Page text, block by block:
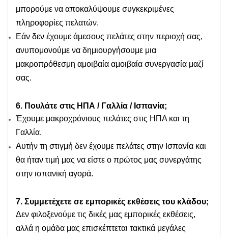
μπορούμε να αποκαλύψουμε συγκεκριμένες
πληροφορίες πελατών.
Εάν δεν έχουμε άμεσους πελάτες στην περιοχή σας,
ανυπομονούμε να δημιουργήσουμε μια
μακροπρόθεσμη αμοιβαία αμοιβαία συνεργασία μαζί
σας.
6. Πουλάτε στις ΗΠΑ / Γαλλία / Ισπανία;
Έχουμε μακροχρόνιους πελάτες στις ΗΠΑ και τη
Γαλλία.
Αυτήν τη στιγμή δεν έχουμε πελάτες στην Ισπανία και
θα ήταν τιμή μας να είστε ο πρώτος μας συνεργάτης
στην ισπανική αγορά.
7. Συμμετέχετε σε εμπορικές εκθέσεις του κλάδου;
Δεν φιλοξενούμε τις δικές μας εμπορικές εκθέσεις,
αλλά η ομάδα μας επισκέπτεται τακτικά μεγάλες